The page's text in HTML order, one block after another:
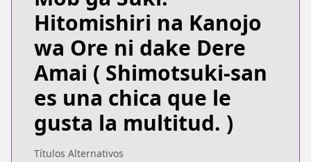
https://comicride.jp/series/b375235835e02?s=1
Kitsu
https://kitsu.app/manga/shimotsuki-san-wa-mob-
CDJapan
https://www.anime-planet.com/manga/https://
MangaUpdates
MangaUpdates
https://www.mangaupdates.com/
Hitomishiri na Kanojo
wa Ore ni dake Dere
Amai ( Shimotsuki-san
es una chica que le
gusta la multitud. )
Títulos Alternativos